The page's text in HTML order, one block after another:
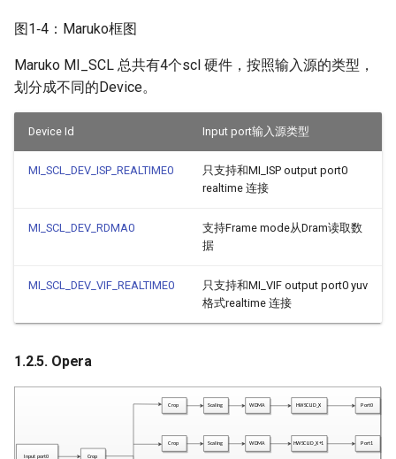
图1‑4：Maruko框图
Maruko MI_SCL 总共有4个scl 硬件，按照输入源的类型，
划分成不同的Device。
Device Id Input port输入源类型
MI_SCL_DEV_ISP_REALTIME0
只支持和MI_ISP output port0
realtime 连接
MI_SCL_DEV_RDMA0
支持Frame mode从Dram读取数
据
MI_SCL_DEV_VIF_REALTIME0
只支持和MI_VIF output port0 yuv
格式realtime 连接
1.2.5. Opera